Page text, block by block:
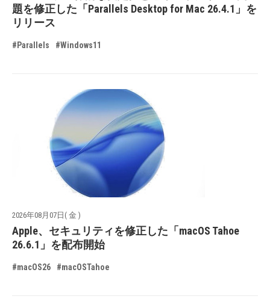
題を修正した「Parallels Desktop for Mac 26.4.1」を
リリース
#Parallels #Windows11
2026年08月07日( 金 )
Apple、セキュリティを修正した「macOS Tahoe
26.6.1」を配布開始
#macOS26 #macOSTahoe